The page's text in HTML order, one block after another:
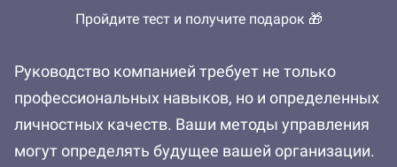
Пройдите тест и получите подарок 🎁
Руководство компанией требует не только
профессиональных навыков, но и определенных
личностных качеств. Ваши методы управления
могут определять будущее вашей организации.